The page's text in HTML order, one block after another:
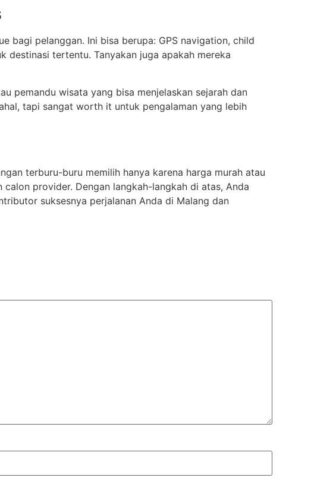
bagi pelanggan. Ini bisa berupa: GPS navigation, child
destinasi tertentu. Tanyakan juga apakah mereka
pemandu wisata yang bisa menjelaskan sejarah dan
tapi sangat worth it untuk pengalaman yang lebih
terburu-buru memilih hanya karena harga murah atau
provider. Dengan langkah-langkah di atas, Anda
suksesnya perjalanan Anda di Malang dan